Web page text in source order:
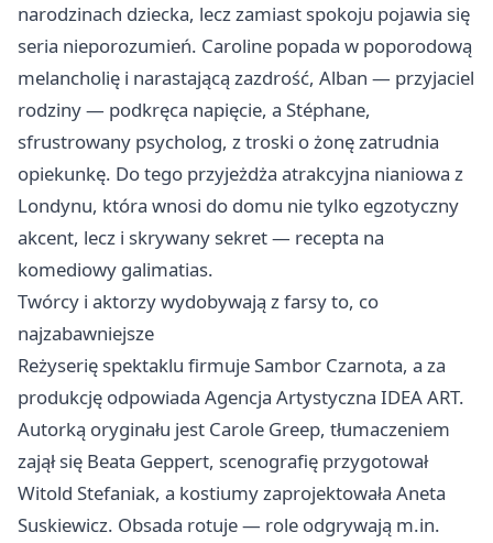
narodzinach dziecka, lecz zamiast spokoju pojawia się
seria nieporozumień. Caroline popada w poporodową
melancholię i narastającą zazdrość, Alban — przyjaciel
rodziny — podkręca napięcie, a Stéphane,
sfrustrowany psycholog, z troski o żonę zatrudnia
opiekunkę. Do tego przyjeżdża atrakcyjna nianiowa z
Londynu, która wnosi do domu nie tylko egzotyczny
akcent, lecz i skrywany sekret — recepta na
komediowy galimatias.
Twórcy i aktorzy wydobywają z farsy to, co
najzabawniejsze
Reżyserię spektaklu firmuje Sambor Czarnota, a za
produkcję odpowiada Agencja Artystyczna IDEA ART.
Autorką oryginału jest Carole Greep, tłumaczeniem
zajął się Beata Geppert, scenografię przygotował
Witold Stefaniak, a kostiumy zaprojektowała Aneta
Suskiewicz. Obsada rotuje — role odgrywają m.in.